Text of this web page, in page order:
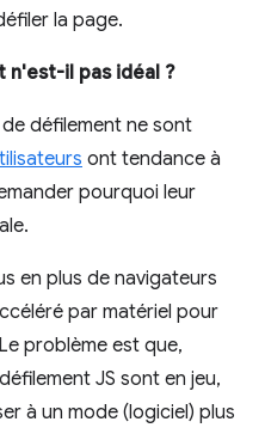
la page.
n'est-il pas idéal ?
défilement ne sont
ont tendance à
pourquoi leur
en plus de navigateurs
par matériel pour
problème est que,
JS sont en jeu,
à un mode (logiciel) plus